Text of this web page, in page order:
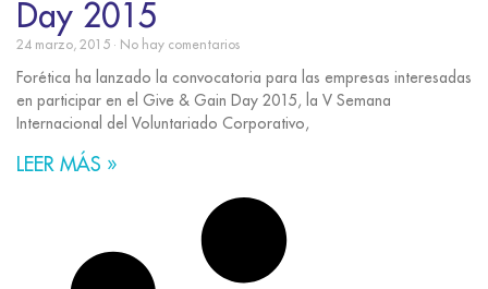
Day 2015
24 marzo, 2015 No hay comentarios
Forética ha lanzado la convocatoria para las empresas interesadas
en participar en el Give & Gain Day 2015, la V Semana
Internacional del Voluntariado Corporativo,
LEER MÁS »